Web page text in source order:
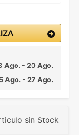
Ago. - 20 Ago.
Ago. - 27 Ago.
sin Stock